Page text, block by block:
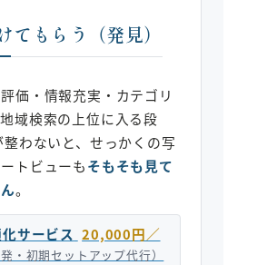
てもらう（発見）
価・情報充実・カテゴリ
域検索の上位に入る段
わないと、せっかくの写
トビューもそもそも見て
。
サービス 20,000円／
発・初期セットアップ代行）